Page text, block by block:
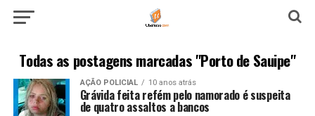
Todas as postagens marcadas "Porto de Sauipe"
AÇÃO POLICIAL 10 anos atrás
Grávida feita refém pelo namorado é suspeita
de quatro assaltos a bancos